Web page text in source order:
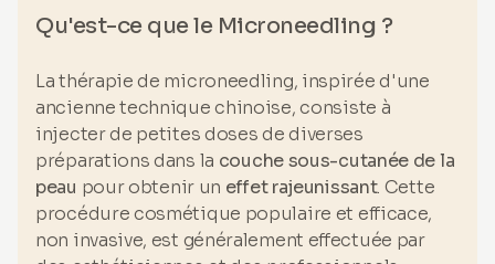
Qu'est-ce que le Microneedling ?
La thérapie de microneedling, inspirée d'une
ancienne technique chinoise, consiste à
injecter de petites doses de diverses
préparations dans la couche sous-cutanée de la
peau pour obtenir un effet rajeunissant. Cette
procédure cosmétique populaire et efficace,
non invasive, est généralement effectuée par